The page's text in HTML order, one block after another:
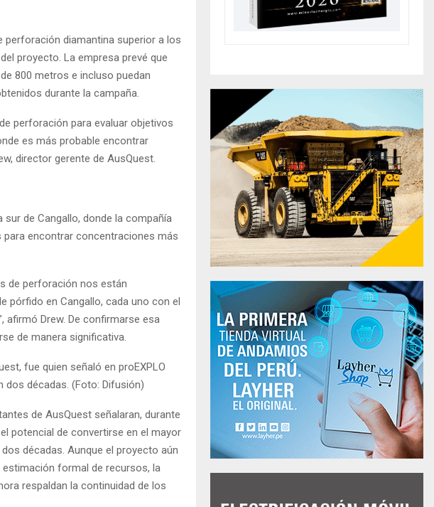
perforación diamantina superior a los
proyecto. La empresa prevé que
800 metros e incluso puedan
durante la campaña.
perforación para evaluar objetivos
es más probable encontrar
director gerente de AusQuest.
de Cangallo, donde la compañía
encontrar concentraciones más
de perforación nos están
pórfido en Cangallo, cada uno con el
afirmó Drew. De confirmarse esa
de manera significativa.
fue quien señaló en proEXPLO
dos décadas. (Foto: Difusión)
de AusQuest señalaran, durante
potencial de convertirse en el mayor
décadas. Aunque el proyecto aún
formal de recursos, la
respaldan la continuidad de los